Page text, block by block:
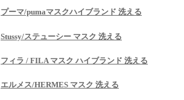
プーマ/pumaマスクハイブランド 洗える
Stussy/ステューシー マスク 洗える
フィラ / FILA マスク ハイブランド 洗える
エルメス/HERMES マスク 洗える